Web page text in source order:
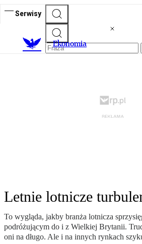
Serwisy
Ekonomia
Letnie lotnicze
To wygląda, jakby branża lotnicza
podróżującym do i z Wielkiej Brytanii.
oni na długo. Ale i na innych rynkach